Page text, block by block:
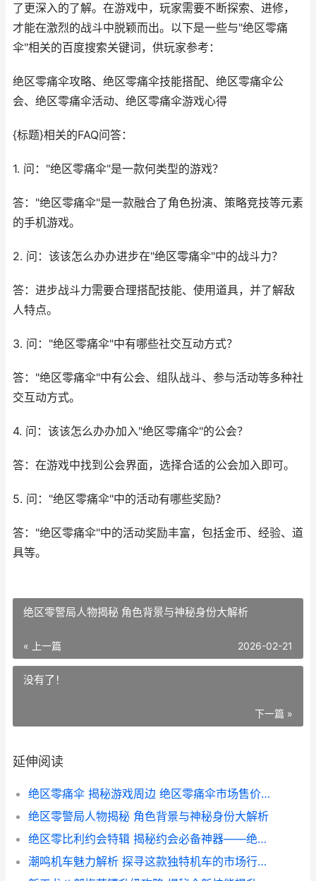
了更深入的了解。在游戏中，玩家需要不断探索、进修，
才能在激烈的战斗中脱颖而出。以下是一些与"绝区零痛
伞"相关的百度搜索关键词，供玩家参考：
绝区零痛伞攻略、绝区零痛伞技能搭配、绝区零痛伞公
会、绝区零痛伞活动、绝区零痛伞游戏心得
{标题}相关的FAQ问答：
1. 问："绝区零痛伞"是一款何类型的游戏？
答："绝区零痛伞"是一款融合了角色扮演、策略竞技等元素
的手机游戏。
2. 问：该该怎么办办进步在"绝区零痛伞"中的战斗力？
答：进步战斗力需要合理搭配技能、使用道具，并了解敌
人特点。
3. 问："绝区零痛伞"中有哪些社交互动方式？
答："绝区零痛伞"中有公会、组队战斗、参与活动等多种社
交互动方式。
4. 问：该该怎么办办加入"绝区零痛伞"的公会？
答：在游戏中找到公会界面，选择合适的公会加入即可。
5. 问："绝区零痛伞"中的活动有哪些奖励？
答："绝区零痛伞"中的活动奖励丰富，包括金币、经验、道
具等。
绝区零警局人物揭秘 角色背景与神秘身份大解析
« 上一篇 2026-02-21
没有了！
下一篇 »
延伸阅读
绝区零痛伞 揭秘游戏周边 绝区零痛伞市场售价一览
绝区零警局人物揭秘 角色背景与神秘身份大解析
绝区零比利约会特辑 揭秘约会必备神器——绝区零中的比利约会攻略与装备推荐
潮鸣机车魅力解析 探寻这款独特机车的市场行情与价格解析